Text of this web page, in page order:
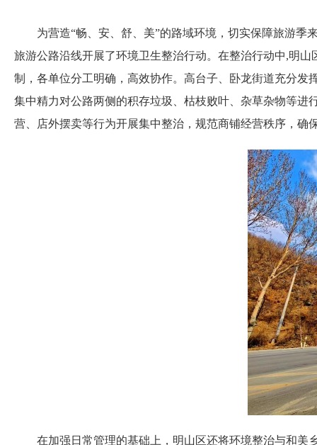
为营造“畅、安、舒、美”的路域环境，切实保障旅游
旅游公路沿线开展了环境卫生整治行动。在整治行动中,明
制，各单位分工明确，高效协作。高台子、卧龙街道充分发
集中精力对公路两侧的积存垃圾、枯枝败叶、杂草杂物等进
营、店外摆卖等行为开展集中整治，规范商铺经营秩序，确
在加强日常管理的基础上，明山区还将环境整治与和美